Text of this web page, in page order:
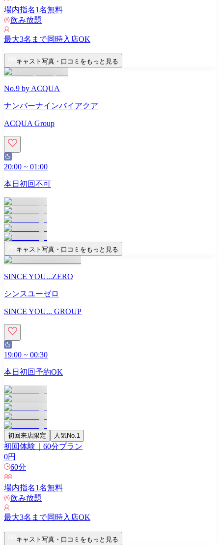
場内指名1名無料
飲み放題
最大3名まで同時入店OK
キャスト写真・口コミをもっと見る
No.9 by ACQUA
ナンバーナインバイアクア
ACQUA Group
20:00 ~ 01:00
本日初回不可
キャスト写真・口コミをもっと見る
SINCE YOU...ZERO
シンスユーゼロ
SINCE YOU... GROUP
19:00 ~ 00:30
本日初回予約OK
初回来店限定 人気No.1
初回体験｜60分プラン
0円
60分
場内指名1名無料
飲み放題
最大3名まで同時入店OK
キャスト写真・口コミをもっと見る